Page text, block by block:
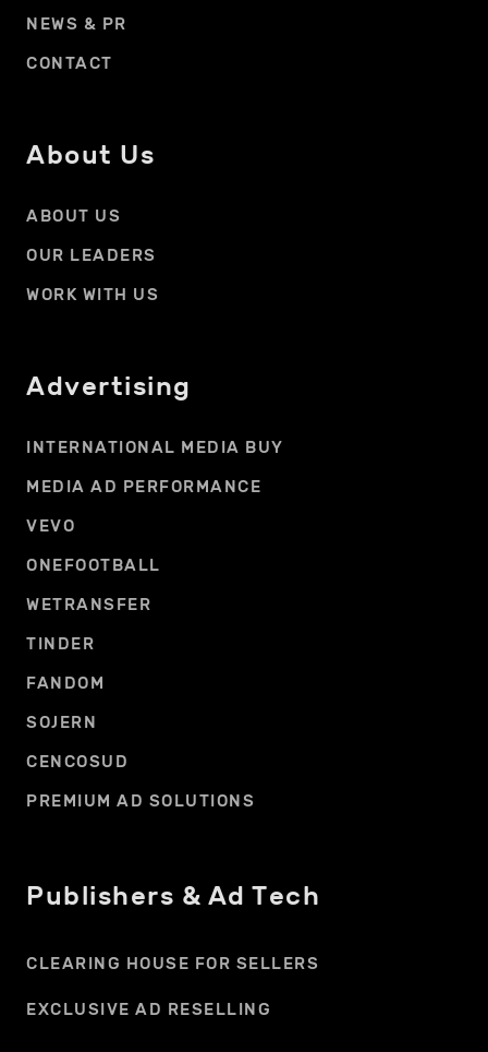
NEWS & PR
CONTACT
About Us
ABOUT US
OUR LEADERS
WORK WITH US
Advertising
INTERNATIONAL MEDIA BUY
MEDIA AD PERFORMANCE
VEVO
ONEFOOTBALL
WETRANSFER
TINDER
FANDOM
SOJERN
CENCOSUD
PREMIUM AD SOLUTIONS
Publishers & Ad Tech
CLEARING HOUSE FOR SELLERS
EXCLUSIVE AD RESELLING